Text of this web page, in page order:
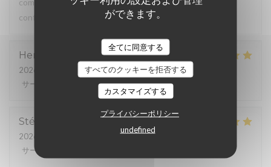
ができます。
全てに同意する
すべてのクッキーを拒否する
カスタマイズする
プライバシーポリシー
undefined
commande : la formule brunch et les tartines beurre-
confiture... délicieux !
Henri
2026-05-25
- 20:00 - ゲスト 10
サービス
:5/5 メニュー:5/5 品質-価格
Stéphanie
2026-05-24
- 12:00 - ゲスト 2
サービス